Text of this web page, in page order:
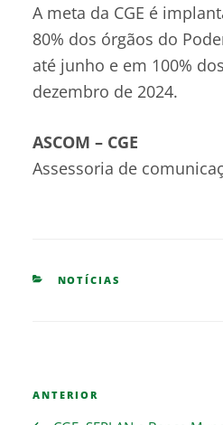
A meta da CGE é
80% dos órgãos do
até junho e em 100%
dezembro de 2024.
ASCOM – CGE
Assessoria de
CATEGORIES
NOTÍCIAS
de
Previous
ANTERIOR